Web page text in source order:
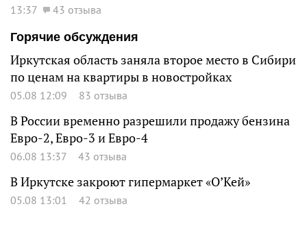
13:37
43 отзыва
Горячие обсуждения
Иркутская область заняла второе место в Сибири
по ценам на квартиры в новостройках
05.08 12:09 83 отзыва
В России временно разрешили продажу бензина
Евро-2, Евро-3 и Евро-4
06.08 13:37 43 отзыва
В Иркутске закроют гипермаркет «О’Кей»
05.08 13:01 42 отзыва